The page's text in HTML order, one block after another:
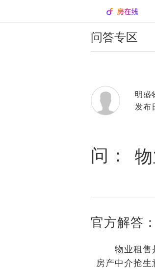
问答专区
明盛
发布
问：
官方解答：
物业租售是
房产中介抢